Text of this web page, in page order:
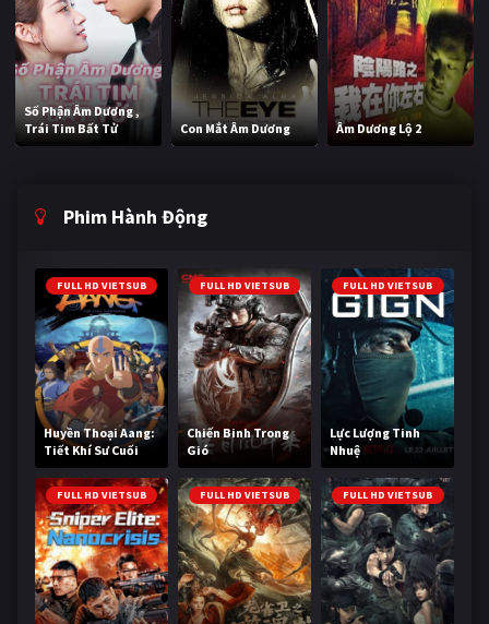
Số Phận Âm Dương ,
Trái Tim Bất Tử
Con Mắt Âm Dương Âm Dương Lộ 2
Phim Hành Động
FULL HD VIETSUB
Huyền Thoại Aang:
Tiết Khí Sư Cuối
Cùng
FULL HD VIETSUB
Chiến Binh Trong
Gió
FULL HD VIETSUB
Lực Lượng Tinh
Nhuệ
FULL HD VIETSUB FULL HD VIETSUB FULL HD VIETSUB